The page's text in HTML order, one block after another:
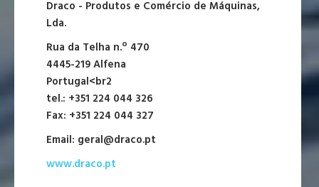
Draco - Produtos e Comércio de Máquinas,
Lda.
Rua da Telha n.º 470
4445-219 Alfena
Portugal<br2
tel.: +351 224 044 326
Fax: +351 224 044 327
Email: geral@draco.pt
www.draco.pt